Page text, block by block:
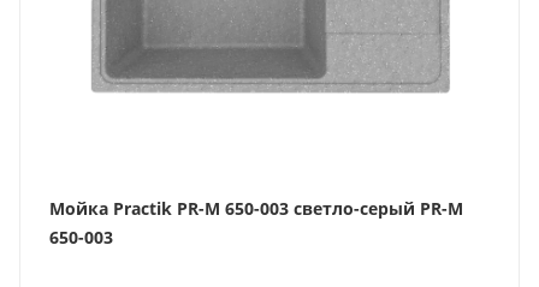
Мойка Practik PR-M 650-003 светло-серый PR-M
650-003